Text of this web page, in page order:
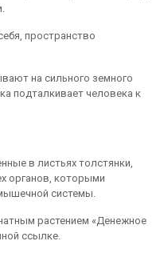
пространство
на сильного земного
подталкивает человека к
в листьях толстянки,
органов, которыми
системы.
растением «Денежное
ссылке.